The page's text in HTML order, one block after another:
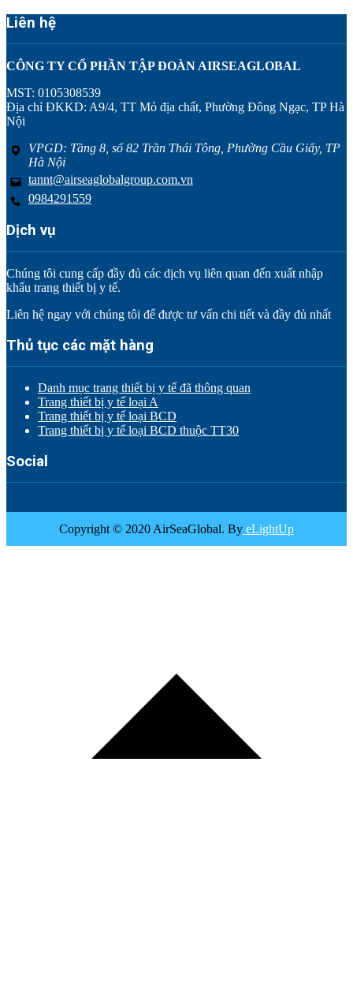
Liên hệ
CÔNG TY CỔ PHẦN TẬP ĐOÀN AIRSEAGLOBAL
MST: 0105308539
Địa chỉ ĐKKD: A9/4, TT Mỏ địa chất, Phường Đông Ngạc, TP Hà
Nội
VPGD: Tầng 8, số 82 Trần Thái Tông, Phường Cầu Giấy, TP
Hà Nội
tannt@airseaglobalgroup.com.vn
0984291559
Dịch vụ
Chúng tôi cung cấp đầy đủ các dịch vụ liên quan đến xuất nhập
khẩu trang thiết bị y tế.
Liên hệ ngay với chúng tôi để được tư vấn chi tiết và đầy đủ nhất
Thủ tục các mặt hàng
Danh mục trang thiết bị y tế đã thông quan
Trang thiết bị y tế loại A
Trang thiết bị y tế loại BCD
Trang thiết bị y tế loại BCD thuộc TT30
Social
Copyright © 2020 AirSeaGlobal. By eLightUp